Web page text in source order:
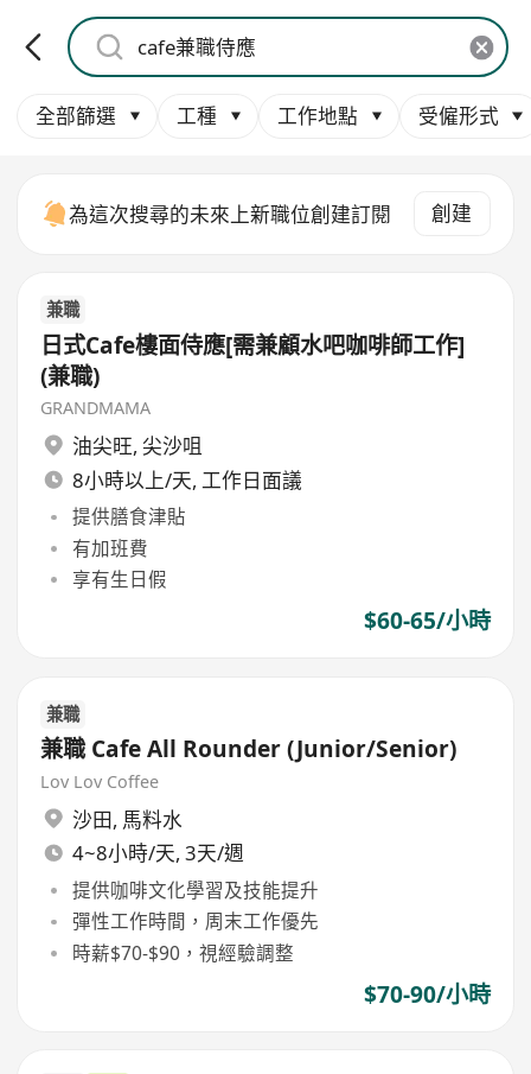
全部篩選 工種 工作地點 受僱形式
為這次搜尋的未來上新職位創建訂閱 創建
兼職
日式Cafe樓面侍應[需兼顧水吧咖啡師工作]
(兼職)
GRANDMAMA
油尖旺, 尖沙咀
8小時以上/天, 工作日面議
提供膳食津貼
有加班費
享有生日假
$60-65/小時
兼職
兼職 Cafe All Rounder (Junior/Senior)
Lov Lov Coffee
沙田, 馬料水
4~8小時/天, 3天/週
提供咖啡文化學習及技能提升
彈性工作時間，周末工作優先
時薪$70-$90，視經驗調整
$70-90/小時